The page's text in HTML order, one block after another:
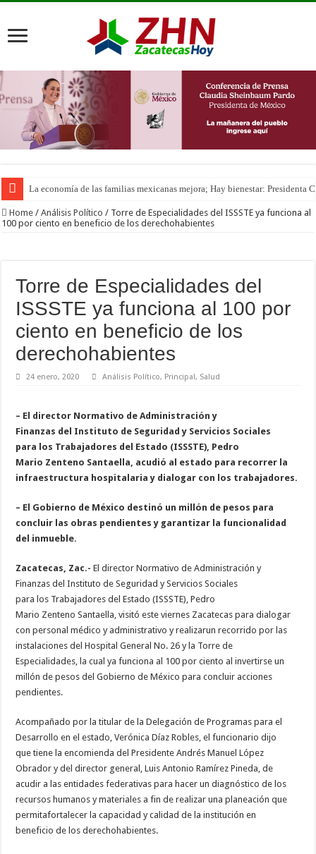
La economía de las familias mexicanas mejora; Hay bienestar: Presidenta
Home / Análisis Político / Torre de Especialidades del ISSSTE ya funciona al
100 por ciento en beneficio de los derechohabientes
Torre de Especialidades del
ISSSTE ya funciona al 100 por
ciento en beneficio de los
derechohabientes
24 enero, 2020 Análisis Político, Principal, Salud
– El director Normativo de Administración y
Finanzas del Instituto de Seguridad y Servicios Sociales
para los Trabajadores del Estado (ISSSTE), Pedro
Mario Zenteno Santaella, acudió al estado para recorrer la
infraestructura hospitalaria y dialogar con los trabajadores.
– El Gobierno de México destinó un millón de pesos para
concluir las obras pendientes y garantizar la funcionalidad
del inmueble.
Zacatecas, Zac.- El director Normativo de Administración y
Finanzas del Instituto de Seguridad y Servicios Sociales
para los Trabajadores del Estado (ISSSTE), Pedro
Mario Zenteno Santaella, visitó este viernes Zacatecas para dialogar
con personal médico y administrativo y realizarun recorrido por las
instalaciones del Hospital General No. 26 y la Torre de
Especialidades, la cual ya funciona al 100 por ciento al invertirse un
millón de pesos del Gobierno de México para concluir acciones
pendientes.
Acompañado por la titular de la Delegación de Programas para el
Desarrollo en el estado, Verónica Díaz Robles, el funcionario dijo
que tiene la encomienda del Presidente Andrés Manuel López
Obrador y del director general, Luis Antonio Ramírez Pineda, de
acudir a las entidades federativas para hacer un diagnóstico de los
recursos humanos y materiales a fin de realizar una planeación que
permitafortalecer la capacidad y calidad de la institución en
beneficio de los derechohabientes.